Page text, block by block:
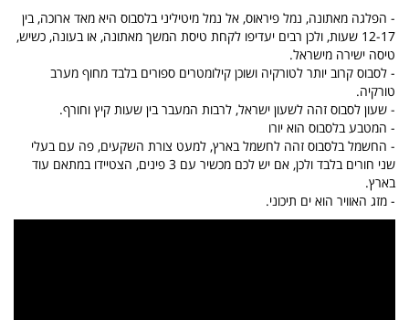
- הפלגה מאתונה, נמל פיראוס, אל נמל מיטיליני בלסבוס היא מאד ארוכה, בין
12-17 שעות, ולכן רבים יעדיפו לקחת טיסת המשך מאתונה, או בעונה, כשיש,
טיסה ישירה מישראל.
- לסבוס קרוב יותר לטורקיה ושוכן קילומטרים ספורים בלבד מחוף מערב
טורקיה.
- שעון לסבוס זהה לשעון ישראל, לרבות המעבר בין שעות קיץ וחורף.
- המטבע בלסבוס הוא יורו
- החשמל בלסבוס זהה לחשמל בארץ, למעט צורת השקעים, פה עם בעלי
שני חורים בלבד ולכן, אם יש לכם מכשיר עם 3 פינים, הצטיידו במתאם עוד
בארץ.
- מזג האוויר הוא ים תיכוני.